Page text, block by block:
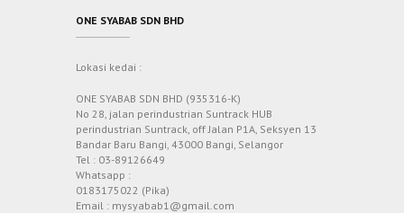
ONE SYABAB SDN BHD
Lokasi kedai :
ONE SYABAB SDN BHD (935316-K)
No 28, jalan perindustrian Suntrack HUB
perindustrian Suntrack, off Jalan P1A, Seksyen 13
Bandar Baru Bangi, 43000 Bangi, Selangor
Tel : 03-89126649
Whatsapp :
0183175022 (Pika)
Email : mysyabab1@gmail.com